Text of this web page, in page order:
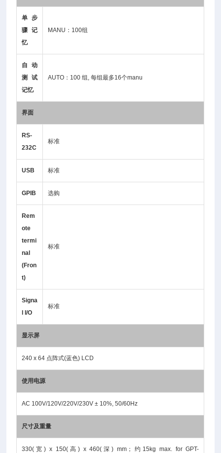
单步
骤记
忆
MANU：100组
自动
测试
记忆
AUTO：100 组, 每组最多16个manu
界面
RS-
232C
标准
USB 标准
GPIB 选购
Rem
ote
termi
nal
(Fron
t)
标准
Signa
l I/O
标准
显示屏
240 x 64 点阵式(蓝色) LCD
使用电源
AC 100V/120V/220V/230V ± 10%, 50/60Hz
尺寸及重量
330(宽) x 150(高) x 460(深) mm；约15kg max. for GPT-